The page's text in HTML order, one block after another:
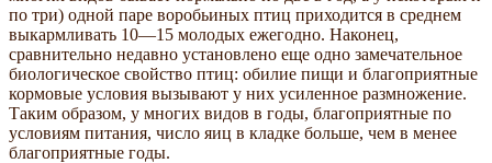
по три) одной паре воробьиных птиц приходится в среднем
выкармливать 10—15 молодых ежегодно. Наконец,
сравнительно недавно установлено еще одно замечательное
биологическое свойство птиц: обилие пищи и благоприятные
кормовые условия вызывают у них усиленное размножение.
Таким образом, у многих видов в годы, благоприятные по
условиям питания, число яиц в кладке больше, чем в менее
благоприятные годы.